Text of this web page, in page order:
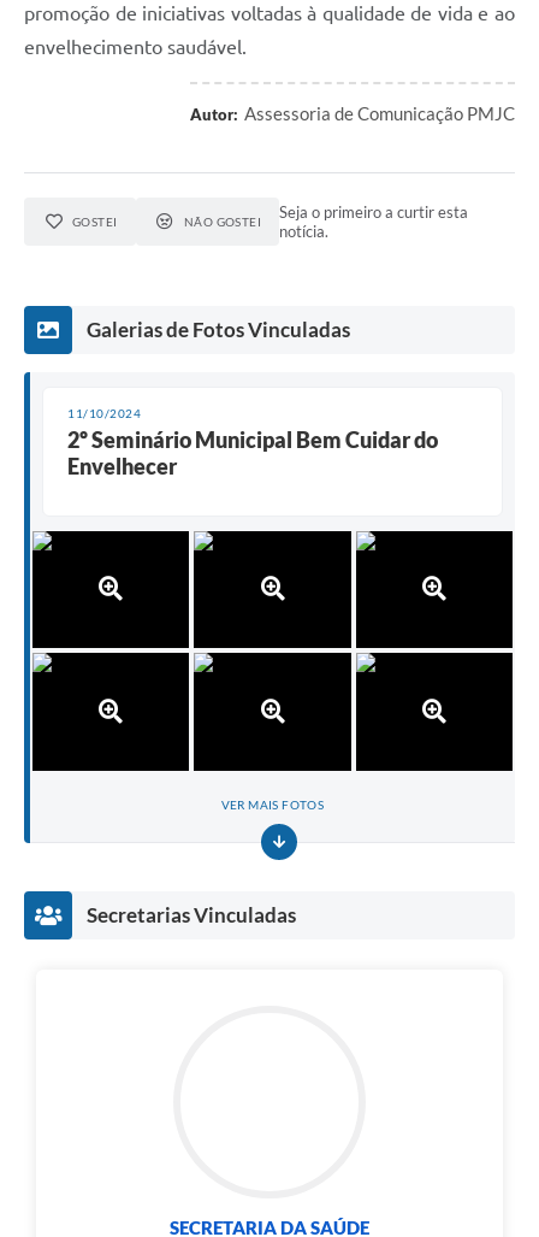
promoção de iniciativas voltadas à qualidade de vida e ao
envelhecimento saudável.
Autor: Assessoria de Comunicação PMJC
GOSTEI NÃO GOSTEI
Seja o primeiro a curtir esta
notícia.
Galerias de Fotos Vinculadas
11/10/2024
2º Seminário Municipal Bem Cuidar do
Envelhecer
VER MAIS FOTOS
Secretarias Vinculadas
SECRETARIA DA SAÚDE